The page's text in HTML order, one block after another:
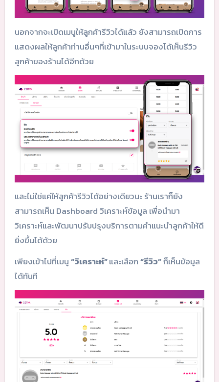
นอกจากจะเปิดเมนูให้ลูกค้ารีวิวได้แล้ว ยังสามารถเปิดการ
แสดงผลให้ลูกค้าท่านอื่นๆที่เข้ามาในระบบจองได้เห็นรีวิว
ลูกค้าของร้านได้อีกด้วย
และไม่ใช่แค่ให้ลูกค้ารีวิวได้อย่างเดียวนะ ร้านเราก็ยัง
สามารถเห็น Dashboard วิเคราะห์ข้อมูล เพื่อนำมา
วิเคราะห์และพัฒนาปรับปรุงบริการตามคำแนะนำลูกค้าให้ดี
ยิ่งขึ้นได้ด้วย
เพียงเข้าไปที่เมนู“วิเคราะห์”และเลือก“รีวิว”ก็เห็นข้อมูล
ได้ทันที